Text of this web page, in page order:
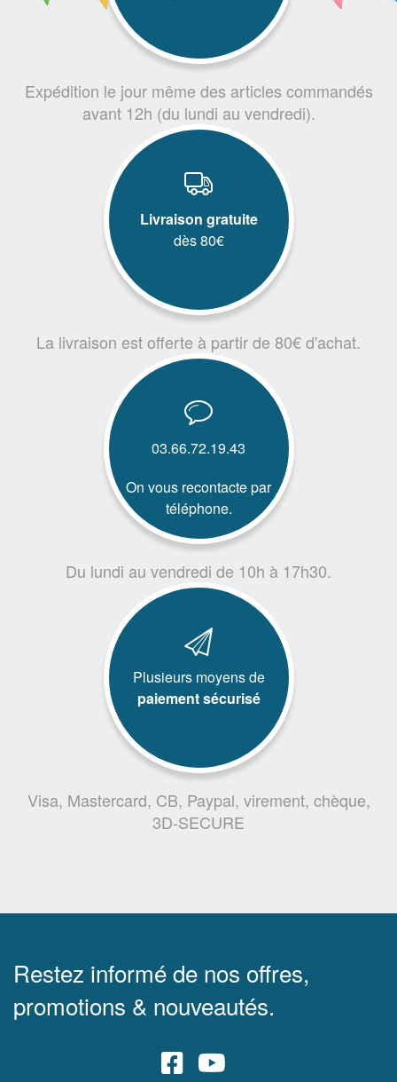
Expédition le jour même des articles commandés
avant 12h (du lundi au vendredi).
Livraison gratuite
dès 80€
La livraison est offerte à partir de 80€ d'achat.
03.66.72.19.43
On vous recontacte par
téléphone.
Du lundi au vendredi de 10h à 17h30.
Plusieurs moyens de
paiement sécurisé
Visa, Mastercard, CB, Paypal, virement, chèque,
3D-SECURE
Restez informé de nos offres,
promotions & nouveautés.